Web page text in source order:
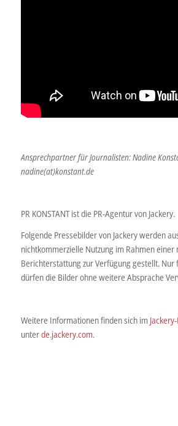
Ansprechpartner für Journalisten: Nadine
nadine(at)konstant.de
PR KONSTANT ist die PR-Agentur von Jackery.
Folgende Pressebilder von Jackery werden
nichtkommerzielle Nutzung im Rahmen einer
Berichterstattung zur Verfügung gestellt. Nur
dürfen die Bilder ohne weitere Absprache
Weitere Informationen finden sich im
unterde.jackery.com.